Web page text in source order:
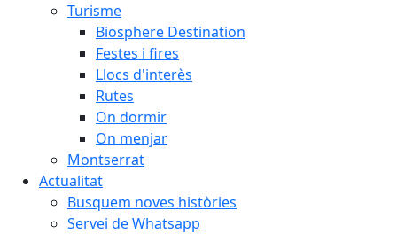
Turisme
Biosphere Destination
Festes i fires
Llocs d'interès
Rutes
On dormir
On menjar
Montserrat
Actualitat
Busquem noves històries
Servei de Whatsapp